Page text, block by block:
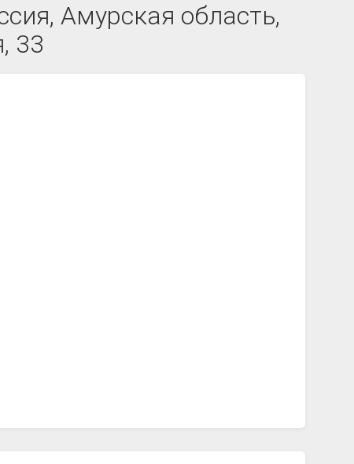
Амурская область,
33